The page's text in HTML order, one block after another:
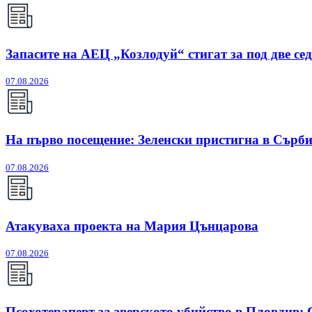
Запасите на АЕЦ „Козлодуй“ стигат за под две
07.08.2026
На първо посещение: Зеленски пристигна в
07.08.2026
Атакуваха проекта на Мария Цънцарова
07.08.2026